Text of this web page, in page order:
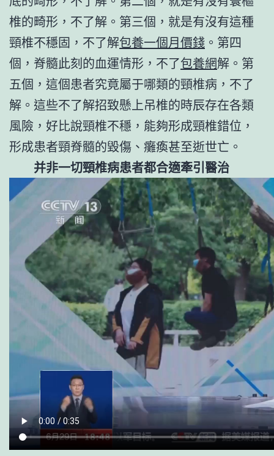
椎的畸形，不了解。第三個，就是有沒有這種
頸椎不穩固，不了解包養一個月價錢 。第四
個，脊髓此刻的血運情形，不了包養網解。第
五個，這個患者究竟屬于哪類的頸椎病，不了
解。這些不了解招致懸上吊椎的時辰存在各類
風險，好比說頸椎不穩，能夠形成頸椎錯位，
形成患者頸脊髓的毀傷、癱瘓甚至逝世亡。
并非一切頸椎病患者都合適牽引醫治